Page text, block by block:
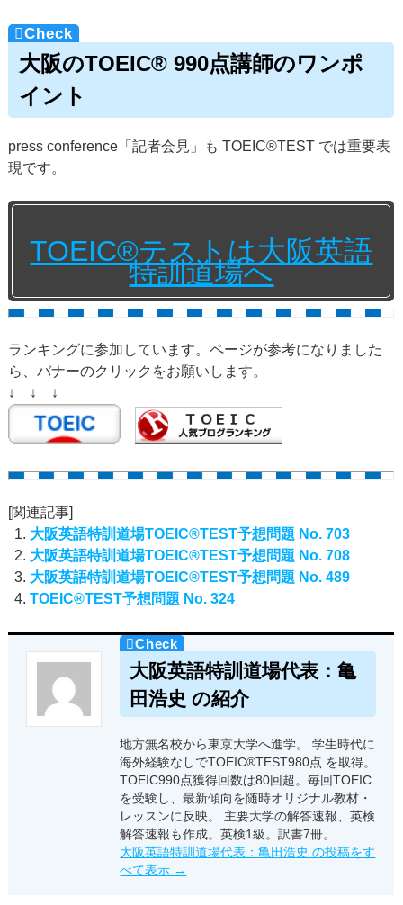
大阪のTOEIC® 990点講師のワンポ
イント
press conference「記者会見」も TOEIC®TEST では重要表
現です。
TOEIC®テストは大阪英語
特訓道場へ
ランキングに参加しています。ページが参考になりました
ら、バナーのクリックをお願いします。
↓ ↓ ↓
[関連記事]
大阪英語特訓道場TOEIC®TEST予想問題 No. 703
大阪英語特訓道場TOEIC®TEST予想問題 No. 708
大阪英語特訓道場TOEIC®TEST予想問題 No. 489
TOEIC®TEST予想問題 No. 324
大阪英語特訓道場代表：亀
田浩史 の紹介
地方無名校から東京大学へ進学。 学生時代に
海外経験なしでTOEIC®TEST980点 を取得。
TOEIC990点獲得回数は80回超。毎回TOEIC
を受験し、最新傾向を随時オリジナル教材・
レッスンに反映。 主要大学の解答速報、英検
解答速報も作成。英検1級。訳書7冊。
大阪英語特訓道場代表：亀田浩史 の投稿をす
べて表示 →